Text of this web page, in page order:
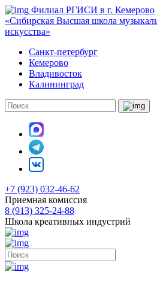
Филиал РГИСИ в г. Кемерово
«Сибирская Высшая школа
искусства»
Санкт-петербург
Кемерово
Владивосток
Калининград
+7 (923) 032-46-62
Приемная комиссия
8 (913) 325-24-88
Школа креативных индустрий